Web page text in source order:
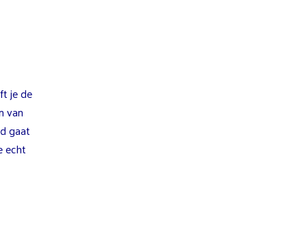
je de
van
gaat
echt